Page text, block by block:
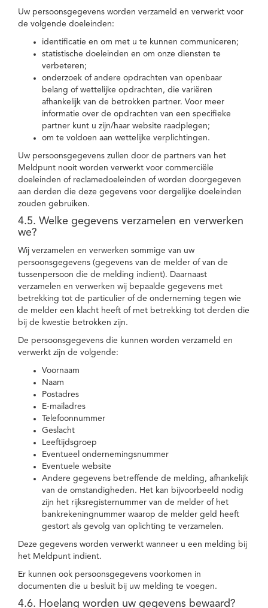
Uw persoonsgegevens worden verzameld en verwerkt voor
de volgende doeleinden:
identificatie en om met u te kunnen communiceren;
statistische doeleinden en om onze diensten te
verbeteren;
onderzoek of andere opdrachten van openbaar
belang of wettelijke opdrachten, die variëren
afhankelijk van de betrokken partner. Voor meer
informatie over de opdrachten van een specifieke
partner kunt u zijn/haar website raadplegen;
om te voldoen aan wettelijke verplichtingen.
Uw persoonsgegevens zullen door de partners van het
Meldpunt nooit worden verwerkt voor commerciële
doeleinden of reclamedoeleinden of worden doorgegeven
aan derden die deze gegevens voor dergelijke doeleinden
zouden gebruiken.
4.5. Welke gegevens verzamelen en verwerken
we?
Wij verzamelen en verwerken sommige van uw
persoonsgegevens (gegevens van de melder of van de
tussenpersoon die de melding indient). Daarnaast
verzamelen en verwerken wij bepaalde gegevens met
betrekking tot de particulier of de onderneming tegen wie
de melder een klacht heeft of met betrekking tot derden die
bij de kwestie betrokken zijn.
De persoonsgegevens die kunnen worden verzameld en
verwerkt zijn de volgende:
Voornaam
Naam
Postadres
E-mailadres
Telefoonnummer
Geslacht
Leeftijdsgroep
Eventueel ondernemingsnummer
Eventuele website
Andere gegevens betreffende de melding, afhankelijk
van de omstandigheden. Het kan bijvoorbeeld nodig
zijn het rijksregisternummer van de melder of het
bankrekeningnummer waarop de melder geld heeft
gestort als gevolg van oplichting te verzamelen.
Deze gegevens worden verwerkt wanneer u een melding bij
het Meldpunt indient.
Er kunnen ook persoonsgegevens voorkomen in
documenten die u besluit bij uw melding te voegen.
4.6. Hoelang worden uw gegevens bewaard?